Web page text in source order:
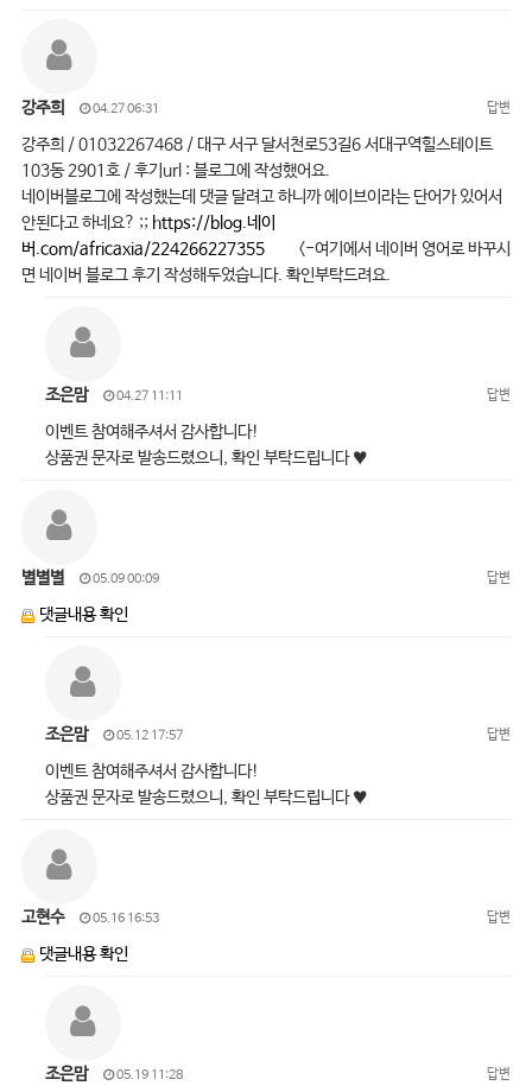
강주희 04.27 06:31 답변
강주희 / 01032267468 / 대구 서구 달서천로53길6 서대구역힐스테이트
103동 2901호 / 후기url : 블로그에 작성했어요.
네이버블로그에 작성했는데 댓글 달려고 하니까 에이브이라는 단어가 있어서
안된다고 하네요? ;; https://blog.네이
버.com/africaxia/224266227355<-여기에서 네이버 영어로 바꾸시
면 네이버 블로그 후기 작성해두었습니다. 확인부탁드려요.
조은맘 04.27 11:11 답변
이벤트 참여해주셔서 감사합니다!
상품권 문자로 발송드렸으니, 확인 부탁드립니다 ♥
별별별 05.09 00:09 답변
댓글내용 확인
조은맘 05.12 17:57 답변
이벤트 참여해주셔서 감사합니다!
상품권 문자로 발송드렸으니, 확인 부탁드립니다 ♥
고현수 05.16 16:53 답변
댓글내용 확인
조은맘 05.19 11:28 답변